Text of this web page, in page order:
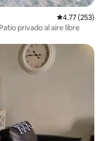
Calificación
4.77 (253)
privado al aire libre